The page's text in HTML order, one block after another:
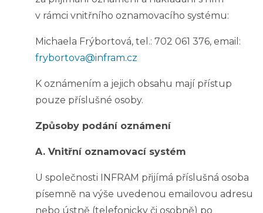
v rámci vnitřního oznamovacího systému:
Michaela Frýbortová, tel.: 702 061 376, email:
frybortova@infram.cz
K oznámením a jejich obsahu mají přístup
pouze příslušné osoby.
Způsoby podání oznámení
A. Vnitřní oznamovací systém
U společnosti INFRAM přijímá příslušná osoba
písemně na výše uvedenou emailovou adresu
nebo ústně (telefonicky či osobně) po